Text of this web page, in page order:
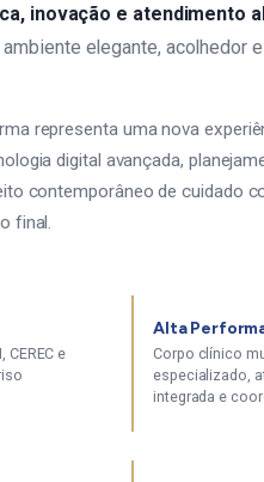
inovação e atendimento
elegante, acolhedor
representa uma nova
digital avançada,
contemporâneo de cuidado
final.
e
Alta
Corpo clínico
especializado,
integrada e